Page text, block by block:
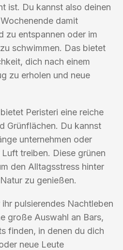
ist. Du kannst also deinen
damit
zu entspannen oder im
schwimmen. Das bietet
dich nach einem
zu erholen und neue
Peristeri eine reiche
Grünflächen. Du kannst
unternehmen oder
treiben. Diese grünen
den Alltagsstress hinter
zu genießen.
pulsierendes Nachtleben
große Auswahl an Bars,
finden, in denen du dich
neue Leute